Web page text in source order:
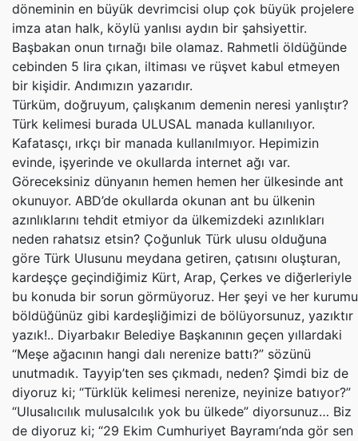
döneminin en büyük devrimcisi olup çok büyük projelere
imza atan halk, köylü yanlısı aydın bir şahsiyettir.
Başbakan onun tırnağı bile olamaz. Rahmetli öldüğünde
cebinden 5 lira çıkan, iltiması ve rüşvet kabul etmeyen
bir kişidir. Andımızın yazarıdır.
Türküm, doğruyum, çalışkanım demenin neresi yanlıştır?
Türk kelimesi burada ULUSAL manada kullanılıyor.
Kafatasçı, ırkçı bir manada kullanılmıyor. Hepimizin
evinde, işyerinde ve okullarda internet ağı var.
Göreceksiniz dünyanın hemen hemen her ülkesinde ant
okunuyor. ABD’de okullarda okunan ant bu ülkenin
azınlıklarını tehdit etmiyor da ülkemizdeki azınlıkları
neden rahatsız etsin? Çoğunluk Türk ulusu olduğuna
göre Türk Ulusunu meydana getiren, çatısını oluşturan,
kardeşçe geçindiğimiz Kürt, Arap, Çerkes ve diğerleriyle
bu konuda bir sorun görmüyoruz. Her şeyi ve her kurumu
böldüğünüz gibi kardeşliğimizi de bölüyorsunuz, yazıktır
yazık!.. Diyarbakır Belediye Başkanının geçen yıllardaki
“Meşe ağacının hangi dalı nerenize battı?” sözünü
unutmadık. Tayyip’ten ses çıkmadı, neden? Şimdi biz de
diyoruz ki; “Türklük kelimesi nerenize, neyinize batıyor?”
“Ulusalıcılık mulusalcılık yok bu ülkede” diyorsunuz… Biz
de diyoruz ki; “29 Ekim Cumhuriyet Bayramı’nda gör sen